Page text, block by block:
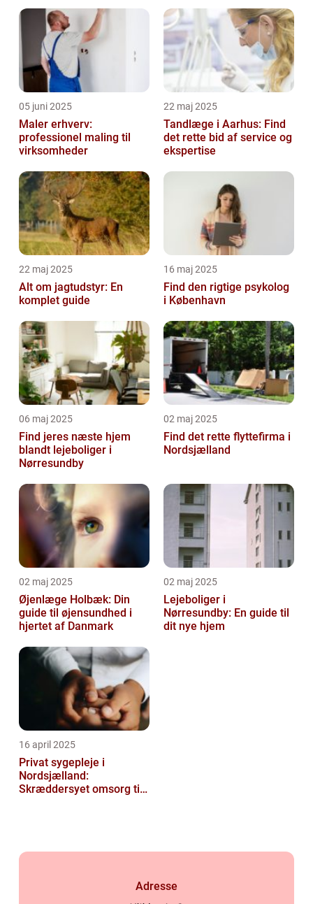
05 juni 2025
Maler erhverv:
professionel maling til
virksomheder
22 maj 2025
Tandlæge i Aarhus: Find
det rette bid af service og
ekspertise
22 maj 2025
Alt om jagtudstyr: En
komplet guide
16 maj 2025
Find den rigtige psykolog
i København
06 maj 2025
Find jeres næste hjem
blandt lejeboliger i
Nørresundby
02 maj 2025
Find det rette flyttefirma i
Nordsjælland
02 maj 2025
Øjenlæge Holbæk: Din
guide til øjensundhed i
hjertet af Danmark
02 maj 2025
Lejeboliger i
Nørresundby: En guide til
dit nye hjem
16 april 2025
Privat sygepleje i
Nordsjælland:
Skræddersyet omsorg til
Adresse